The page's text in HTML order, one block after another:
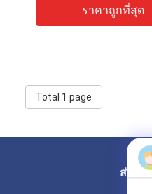
ราคาถูกที่สุด
Total 1 page
ส่งจด